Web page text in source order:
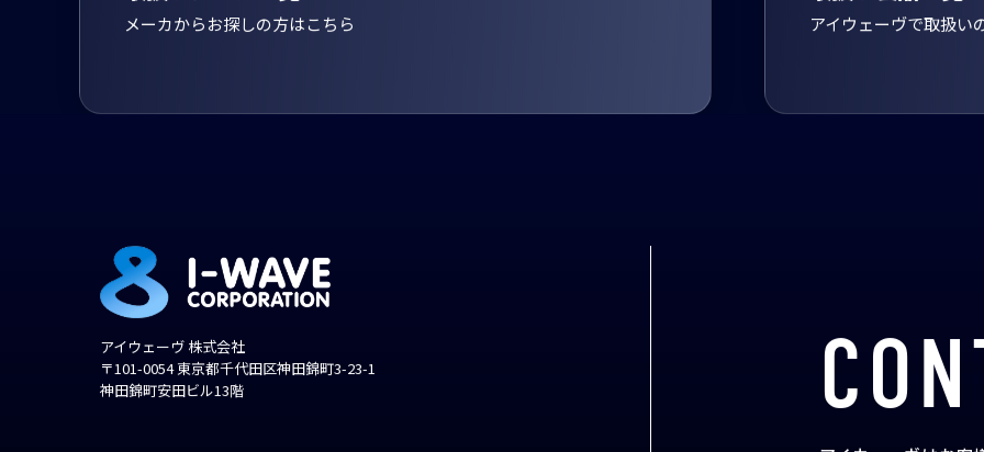
メーカからお探しの方はこちら アイウェーヴで取扱い
アイウェーヴ 株式会社
〒101-0054 東京都千代田区神田錦町3-23-1
神田錦町安田ビル13階